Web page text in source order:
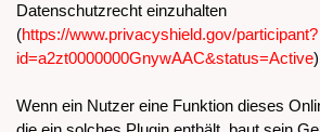
Datenschutzrecht einzuhalten
(https://www.privacyshield.gov/participant?
id=a2zt0000000GnywAAC&status=Active
Wenn ein Nutzer eine Funktion dieses